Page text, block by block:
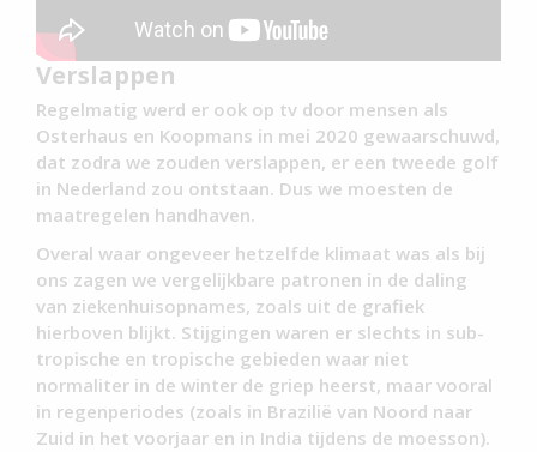
Verslappen
Regelmatig werd er ook op tv door mensen als
Osterhaus en Koopmans in mei 2020 gewaarschuwd,
dat zodra we zouden verslappen, er een tweede golf
in Nederland zou ontstaan. Dus we moesten de
maatregelen handhaven.
Overal waar ongeveer hetzelfde klimaat was als bij
ons zagen we vergelijkbare patronen in de daling
van ziekenhuisopnames, zoals uit de grafiek
hierboven blijkt. Stijgingen waren er slechts in sub-
tropische en tropische gebieden waar niet
normaliter in de winter de griep heerst, maar vooral
in regenperiodes (zoals in Brazilië van Noord naar
Zuid in het voorjaar en in India tijdens de moesson).